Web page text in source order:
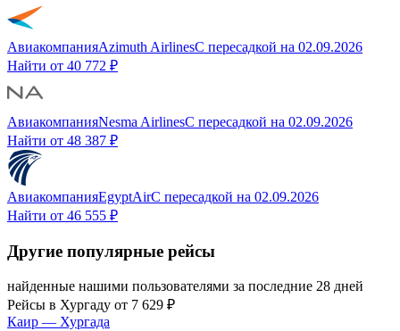
АвиакомпанияAzimuth AirlinesС пересадкой на 02.09.2026
Найти от 40 772 ₽
АвиакомпанияNesma AirlinesС пересадкой на 02.09.2026
Найти от 48 387 ₽
АвиакомпанияEgyptAirС пересадкой на 02.09.2026
Найти от 46 555 ₽
Другие популярные рейсы
найденные нашими пользователями за последние 28 дней
Рейсы в Хургаду от 7 629 ₽
Каир — Хургада